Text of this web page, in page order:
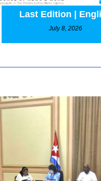
Last Edition |
July 8, 2026